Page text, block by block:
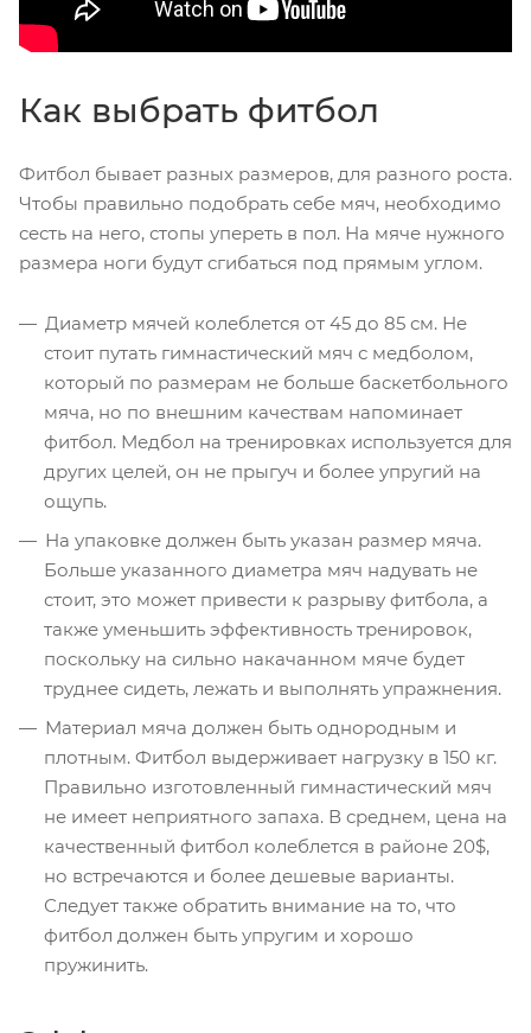
Как выбрать фитбол
Фитбол бывает разных размеров, для разного роста.
Чтобы правильно подобрать себе мяч, необходимо
сесть на него, стопы упереть в пол. На мяче нужного
размера ноги будут сгибаться под прямым углом.
Диаметр мячей колеблется от 45 до 85 см. Не
стоит путать гимнастический мяч с медболом,
который по размерам не больше баскетбольного
мяча, но по внешним качествам напоминает
фитбол. Медбол на тренировках используется для
других целей, он не прыгуч и более упругий на
ощупь.
На упаковке должен быть указан размер мяча.
Больше указанного диаметра мяч надувать не
стоит, это может привести к разрыву фитбола, а
также уменьшить эффективность тренировок,
поскольку на сильно накачанном мяче будет
труднее сидеть, лежать и выполнять упражнения.
Материал мяча должен быть однородным и
плотным. Фитбол выдерживает нагрузку в 150 кг.
Правильно изготовленный гимнастический мяч
не имеет неприятного запаха. В среднем, цена на
качественный фитбол колеблется в районе 20$,
но встречаются и более дешевые варианты.
Следует также обратить внимание на то, что
фитбол должен быть упругим и хорошо
пружинить.